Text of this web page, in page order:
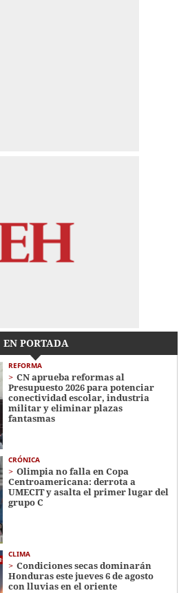
EN PORTADA
REFORMA
CN aprueba reformas al
Presupuesto 2026 para potenciar
conectividad escolar, industria
militar y eliminar plazas
fantasmas
CRÓNICA
Olimpia no falla en Copa
Centroamericana: derrota a
UMECIT y asalta el primer lugar del
grupo C
CLIMA
Condiciones secas dominarán
Honduras este jueves 6 de agosto
con lluvias en el oriente